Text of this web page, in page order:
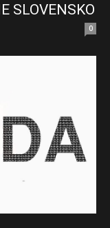
SLOVENSKO
0